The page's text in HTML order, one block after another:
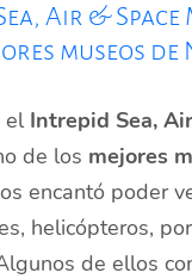
Air & Space
museos de
el Intrepid Sea,
de los mejores
encantó poder
helicópteros,
de ellos